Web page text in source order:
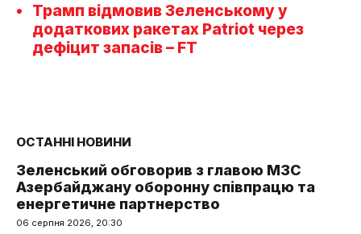
Трамп відмовив Зеленському у
додаткових ракетах Patriot через
дефіцит запасів – FT
ОСТАННІ НОВИНИ
Зеленський обговорив з главою МЗС
Азербайджану оборонну співпрацю та
енергетичне партнерство
06 серпня 2026, 20:30